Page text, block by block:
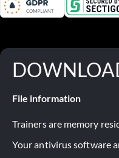
File information
Trainers are memory
Your antivirus software